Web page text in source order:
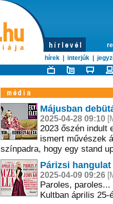
hírek
interjúk
Májusban
2025-04-28 09:10
2023 őszén indult
ismert művészek
színpadra, hogy egy stand
Párizsi
2025-04-09 09:26
Paroles,
Kultban április 25-